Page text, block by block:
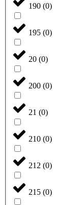
190 (0)
195 (0)
20 (0)
200 (0)
21 (0)
210 (0)
212 (0)
215 (0)